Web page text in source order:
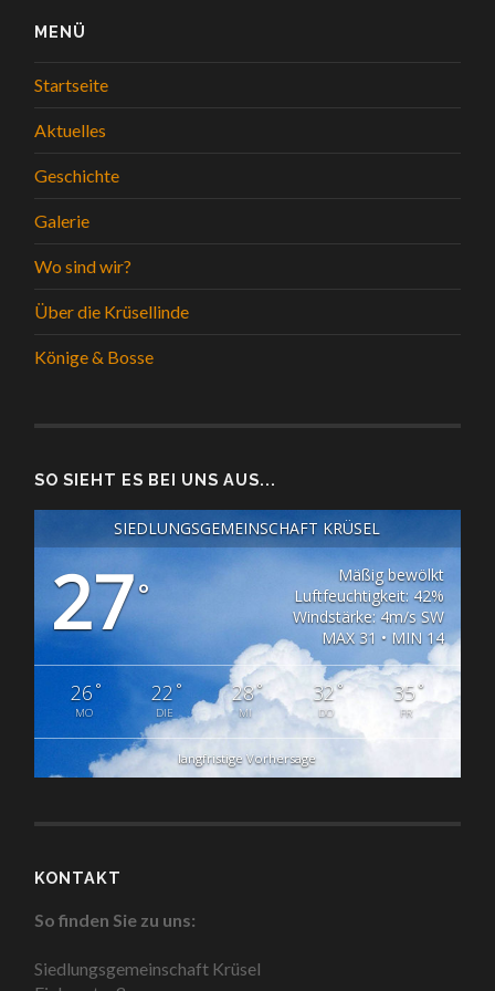
MENÜ
Startseite
Aktuelles
Geschichte
Galerie
Wo sind wir?
Über die Krüsellinde
Könige & Bosse
SO SIEHT ES BEI UNS AUS...
SIEDLUNGSGEMEINSCHAFT KRÜSEL
27°
Mäßig bewölkt
Luftfeuchtigkeit: 42%
Windstärke: 4m/s SW
MAX 31 • MIN 14
26°
MO
22 °
DIE
28°
MI
32°
DO
35°
FR
langfristige Vorhersage
KONTAKT
So finden Sie zu uns:
Siedlungsgemeinschaft Krüsel